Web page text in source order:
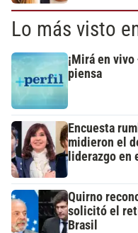
Lo más visto
¡Mirá en
piensa
Encuesta
midieron el
liderazgo en
Quirno
solicitó el
Brasil